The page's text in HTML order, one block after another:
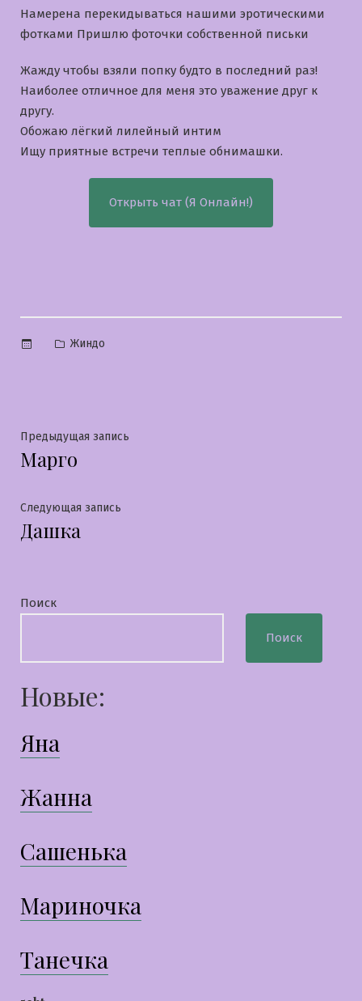
Намерена перекидываться нашими эротическими
фотками Пришлю фоточки собственной письки
Жажду чтобы взяли попку будто в последний раз!
Наиболее отличное для меня это уважение друг к
другу.
Обожаю лёгкий лилейный интим
Ищу приятные встречи теплые обнимашки.
Открыть чат (Я Онлайн!)
Опубликовано
Жиндо
Навигация
по
записям
Предыдущая запись
Марго
Следующая запись
Дашка
Поиск
Поиск
Новые:
Яна
Жанна
Сашенька
Мариночка
Танечка